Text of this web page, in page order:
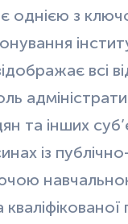
однією з
всі
та інших
із